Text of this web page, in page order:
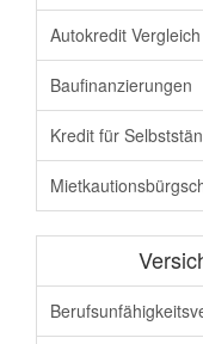
Autokredit Vergleich
Baufinanzierungen
Kredit für
Berufsunfähigkeit